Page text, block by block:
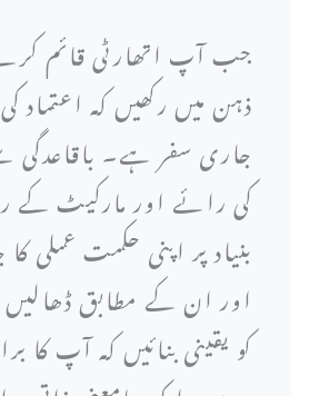
جب آپ اتھارٹی قائم
ذہن میں رکھیں کہ اعتماد
جاری سفر ہے۔ باقاعدگی
کی رائے اور مارکیٹ کے
بنیاد پر اپنی حکمت عملی
اور ان کے مطابق
کو یقینی بنائیں کہ آپ کا